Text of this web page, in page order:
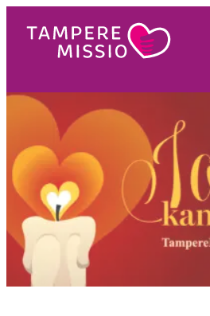
suoraan
sisältöön
TampereMissio